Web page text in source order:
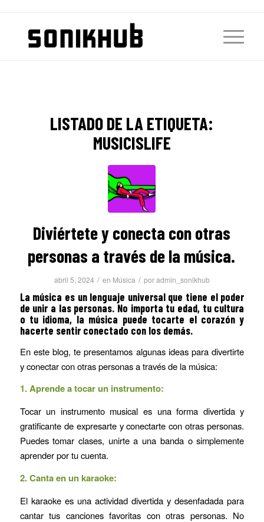
LISTADO DE LA ETIQUETA:
MUSICISLIFE
Diviértete y conecta con otras
personas a través de la música.
abril 5, 2024 / en Música / poradmin_sonikhub
La música es un lenguaje universal que tiene el poder
de unir a las personas. No importa tu edad, tu cultura
o tu idioma, la música puede tocarte el corazón y
hacerte sentir conectado con los demás.
En este blog, te presentamos algunas ideas para divertirte
y conectar con otras personas a través de la música:
1.Aprende a tocar un instrumento:
Tocar un instrumento musical es una forma divertida y
gratificante de expresarte y conectarte con otras personas.
Puedes tomar clases, unirte a una banda o simplemente
aprender por tu cuenta.
2.Canta en un karaoke:
El karaoke es una actividad divertida y desenfadada para
cantar tus canciones favoritas con otras personas. No